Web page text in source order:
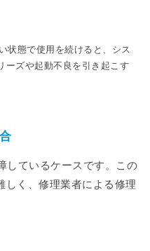
状態で使用を続けると、シス
ーズや起動不良を引き起こす
しているケースです。この
く、修理業者による修理